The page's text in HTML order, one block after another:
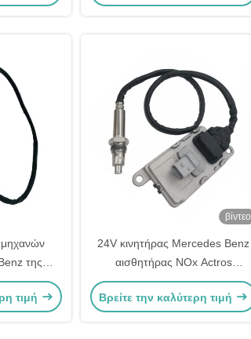
της
τιμή
βίντεο
24V κινητήρας Mercedes Benz
αισθητήρας NOx Actros
5WK97331A A0101531628
Βρείτε την καλύτερη τιμή